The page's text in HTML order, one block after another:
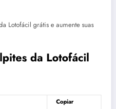
Lotofácil grátis e aumente suas
da Lotofácil
Copiar